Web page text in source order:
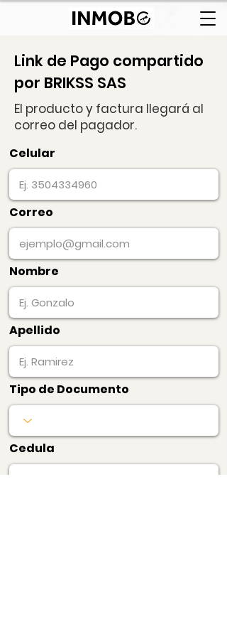
Link de Pago compartido
por BRIKSS SAS
El producto y factura llegará al
correo del pagador.
Celular
Correo
Nombre
Apellido
Tipo de Documento
Cedula